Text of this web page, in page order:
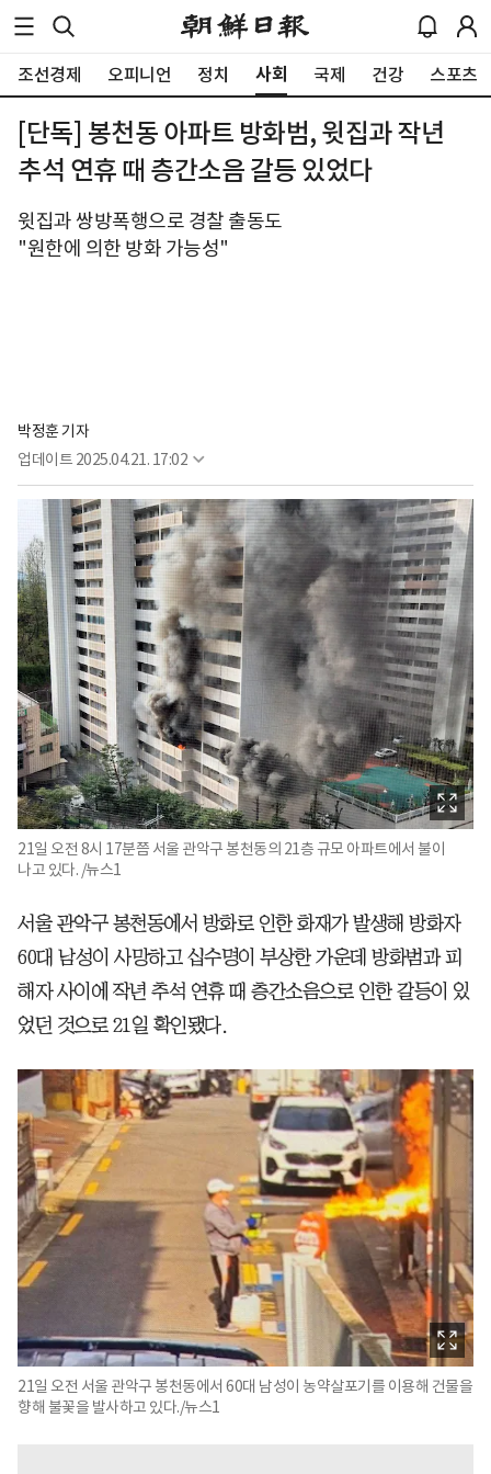
조선경제 오피니언 정치 사회 국제 건강 스포츠
[단독] 봉천동 아파트 방화범, 윗집과 작년
추석 연휴 때 층간소음 갈등 있었다
윗집과 쌍방폭행으로 경찰 출동도
"원한에 의한 방화 가능성"
박정훈 기자
업데이트 2025.04.21. 17:02
21일 오전 8시 17분쯤 서울 관악구 봉천동의 21층 규모 아파트에서 불이
나고 있다. /뉴스1
서울 관악구 봉천동에서 방화로 인한 화재가 발생해 방화자
60대 남성이 사망하고 십수명이 부상한 가운데 방화범과 피
해자 사이에 작년 추석 연휴 때 층간소음으로 인한 갈등이 있
었던 것으로 21일 확인됐다.
21일 오전 서울 관악구 봉천동에서 60대 남성이 농약살포기를 이용해 건물을
향해 불꽃을 발사하고 있다./뉴스1